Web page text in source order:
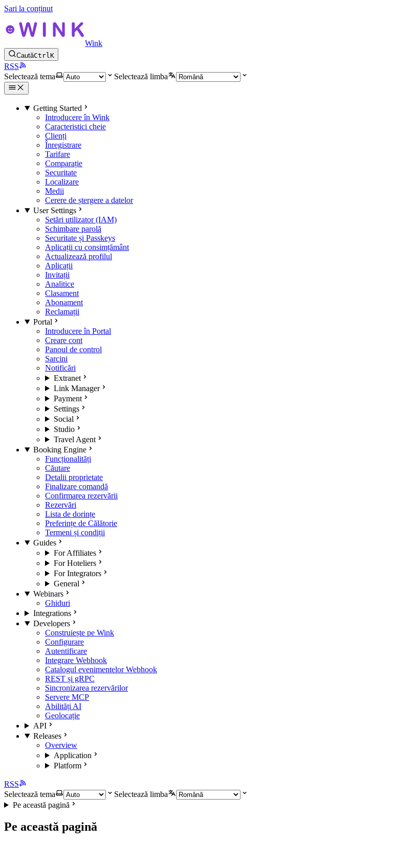
Sari la conținut
Wink
CautăCtrlK
RSS
Selectează tema
Selectează limba
Getting Started
Introducere în Wink
Caracteristici cheie
Clienți
Înregistrare
Tarifare
Comparație
Securitate
Localizare
Medii
Cerere de ștergere a datelor
User Settings
Setări utilizator (IAM)
Schimbare parolă
Securitate și Passkeys
Aplicații cu consimțământ
Actualizează profilul
Aplicații
Invitații
Analitice
Clasament
Abonament
Reclamații
Portal
Introducere în Portal
Creare cont
Panoul de control
Sarcini
Notificări
Extranet
Link Manager
Payment
Settings
Social
Studio
Travel Agent
Booking Engine
Funcționalități
Căutare
Detalii proprietate
Finalizare comandă
Confirmarea rezervării
Rezervări
Lista de dorințe
Preferințe de Călătorie
Termeni și condiții
Guides
For Affiliates
For Hoteliers
For Integrators
General
Webinars
Ghiduri
Integrations
Developers
Construiește pe Wink
Configurare
Autentificare
Integrare Webhook
Catalogul evenimentelor Webhook
REST și gRPC
Sincronizarea rezervărilor
Servere MCP
Abilități AI
Geolocație
API
Releases
Overview
Application
Platform
RSS
Selectează tema
Selectează limba
Pe această pagină
Pe această pagină